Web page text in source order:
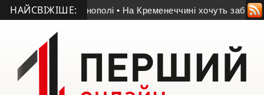
НАЙСВІЖІШЕ:
АЗС у Тернополі • На Кременеччині хочуть забрати